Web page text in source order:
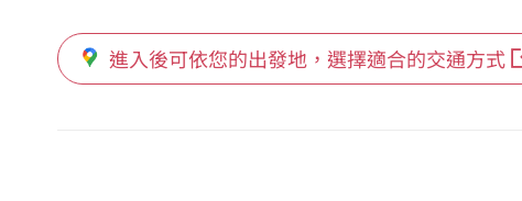
進入後可依您的出發地，選擇適合的交通方式